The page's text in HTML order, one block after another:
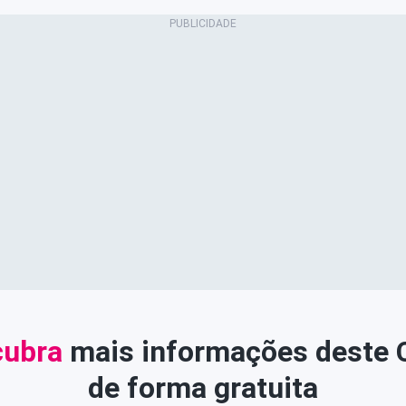
mais informações deste
de forma gratuita